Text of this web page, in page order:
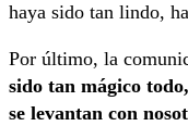
haya sido tan lindo,
Por último, la
sido tan mágico
se levantan con